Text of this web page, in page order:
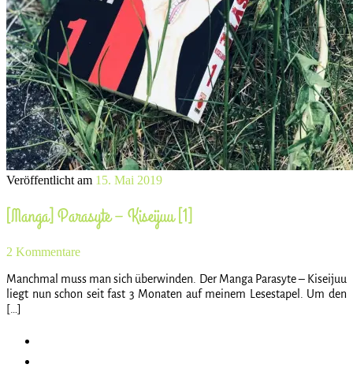
Veröffentlicht am 15. Mai 2019
[Manga] Parasyte – Kiseijuu [1]
2 Kommentare
Manchmal muss man sich überwinden. Der Manga Parasyte – Kiseijuu
liegt nun schon seit fast 3 Monaten auf meinem Lesestapel. Um den
[…]